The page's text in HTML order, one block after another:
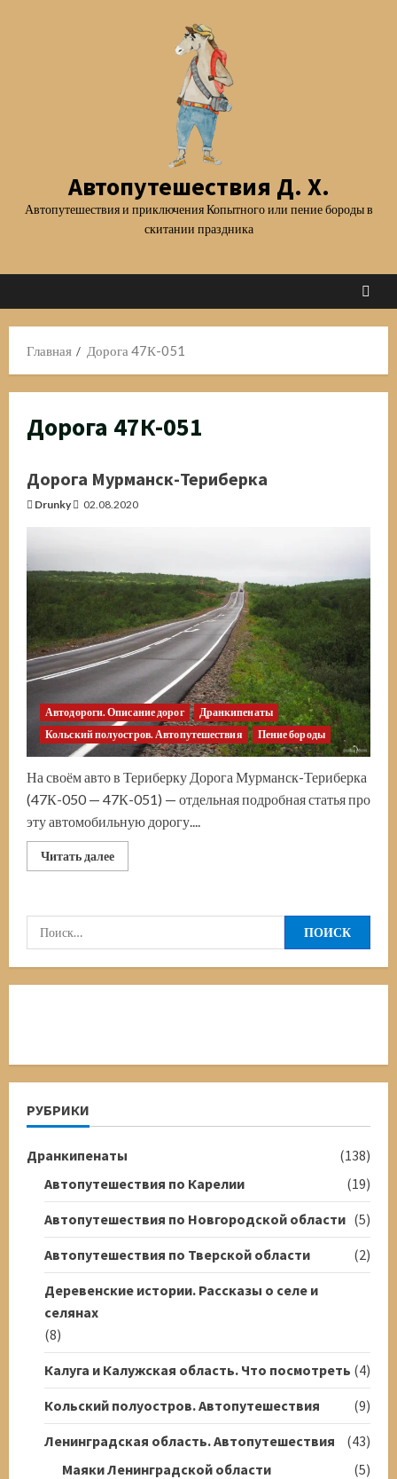
Автопутешествия Д. Х.
Автопутешествия и приключения Копытного или пение бороды в
скитании праздника
Главная Дорога 47К-051
Дорога 47К-051
Дорога Мурманск-Териберка
Drunky 02.08.2020
Автодороги. Описание дорог
Дранкипенаты
Кольский полуостров. Автопутешествия
Пение бороды
На своём авто в Териберку Дорога Мурманск-Териберка
(47К-050 — 47К-051) — отдельная подробная статья про
эту автомобильную дорогу....
Читать далееПрочитать
больше
Териберка
Найти:
РУБРИКИ
Дранкипенаты
(138)
Автопутешествия по Карелии
(19)
Автопутешествия по Новгородской области (5)
Автопутешествия по Тверской области
(2)
Деревенские истории. Рассказы о селе и
селянах
(8)
Калуга и Калужская область. Что посмотреть (4)
Кольский полуостров. Автопутешествия
(9)
Ленинградская область. Автопутешествия
(43)
Маяки Ленинградской области
(5)